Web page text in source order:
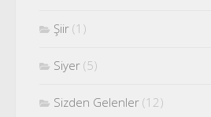
Şiir (1)
Siyer (5)
Sizden Gelenler (12)